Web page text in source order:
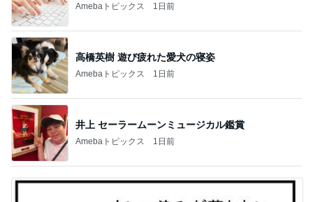
Amebaトピックス 1日前
高橋英樹 遊び疲れた愛犬の寝姿
Amebaトピックス 1日前
井上 セーラームーンミュージカル鑑賞
Amebaトピックス 1日前